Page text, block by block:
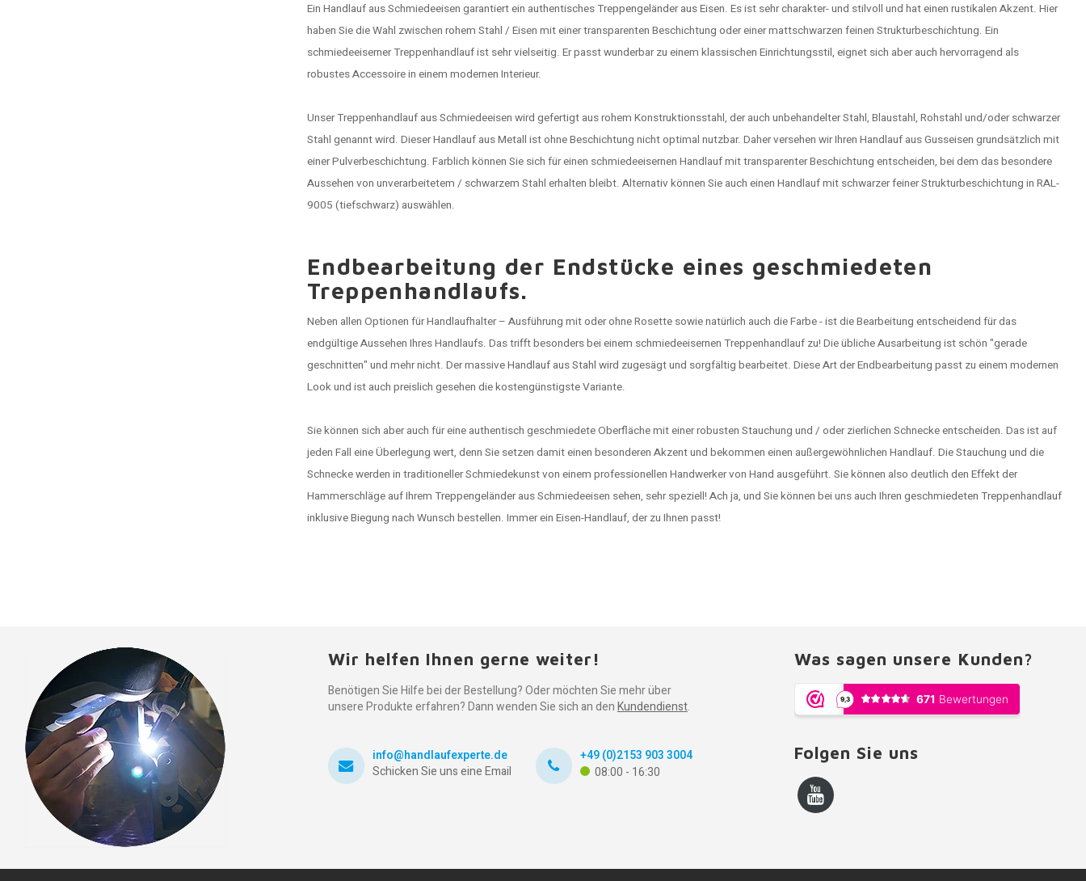
Ein Handlauf aus Schmiedeeisen garantiert ein authentischesTreppengeländer aus Eisen. Es ist sehr charakter- und stilvoll und hat einen rustikalen Akzent. Hier
haben Sie die Wahl zwischen rohem Stahl / Eisen mit einer transparenten Beschichtung oder einer mattschwarzen feinen Strukturbeschichtung. Ein
schmiedeeiserner Treppenhandlauf ist sehr vielseitig. Er passt wunderbar zu einem klassischen Einrichtungsstil, eignet sich aber auch hervorragend als
robustes Accessoire in einem modernen Interieur.
Unser Treppenhandlauf aus Schmiedeeisen wird gefertigt aus rohem Konstruktionsstahl, der auch unbehandelter Stahl, Blaustahl, Rohstahl und/oder schwarzer
Stahl genannt wird. Dieser Handlauf aus Metall ist ohne Beschichtung nicht optimal nutzbar. Daher versehen wir Ihren Handlauf aus Gusseisen grundsätzlich mit
einer Pulverbeschichtung. Farblich können Sie sich für einen schmiedeeisernen Handlauf mit transparenter Beschichtung entscheiden, bei dem das besondere
Aussehen von unverarbeitetem / schwarzem Stahl erhalten bleibt. Alternativ können Sie auch einen Handlauf mit schwarzer feiner Strukturbeschichtung in RAL-
9005 (tiefschwarz) auswählen.
Endbearbeitung der Endstücke eines geschmiedeten
Treppenhandlaufs.
Neben allen Optionen für Handlaufhalter – Ausführung mit oder ohne Rosette sowie natürlich auch die Farbe - ist die Bearbeitung entscheidend für das
endgültige Aussehen Ihres Handlaufs. Das trifft besonders bei einem schmiedeeisernen Treppenhandlauf zu! Die übliche Ausarbeitung ist schön "gerade
geschnitten" und mehr nicht. Der massiveHandlauf aus Stahl wird zugesägt und sorgfältig bearbeitet. Diese Art der Endbearbeitung passt zu einem modernen
Look und ist auch preislich gesehen die kostengünstigste Variante.
Sie können sich aber auch für eine authentisch geschmiedete Oberfläche mit einer robusten Stauchung und / oder zierlichen Schnecke entscheiden. Das ist auf
jeden Fall eine Überlegung wert, denn Sie setzen damit einen besonderen Akzent und bekommen einen außergewöhnlichen Handlauf. Die Stauchung und die
Schnecke werden in traditioneller Schmiedekunst von einem professionellen Handwerker von Hand ausgeführt. Sie können also deutlich den Effekt der
Hammerschläge auf Ihrem Treppengeländeraus Schmiedeeisen sehen, sehr speziell! Ach ja, und Sie können bei uns auch Ihren geschmiedeten Treppenhandlauf
inklusive Biegung nach Wunsch bestellen. Immer ein Eisen-Handlauf, der zu Ihnen passt!
Wir helfen Ihnen gerne weiter!
Benötigen Sie Hilfe bei der Bestellung? Oder möchten Sie mehr über
unsere Produkte erfahren? Dann wenden Sie sich an denKundendienst.
info@handlaufexperte.de
Schicken Sie uns eine Email
+49 (0)2153 903 3004
08:00 - 16:30
Was sagen unsere Kunden?
Folgen Sie uns